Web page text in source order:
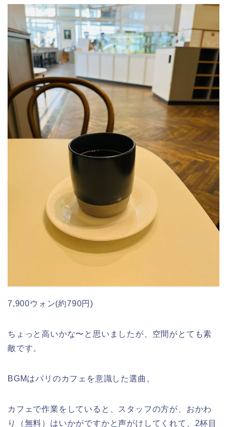
7,900ウォン(約790円)
ちょっと高いかな〜と思いましたが、空間がとても素
敵です。
BGMはパリのカフェを意識した選曲。
カフェで作業をしていると、スタッフの方が、おかわ
り（無料）はいかがですかと声がけしてくれて、2杯目